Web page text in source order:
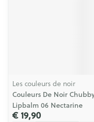
Les couleurs de noir
Couleurs De Noir
Lipbalm 06 Nectarine
€ 19,90